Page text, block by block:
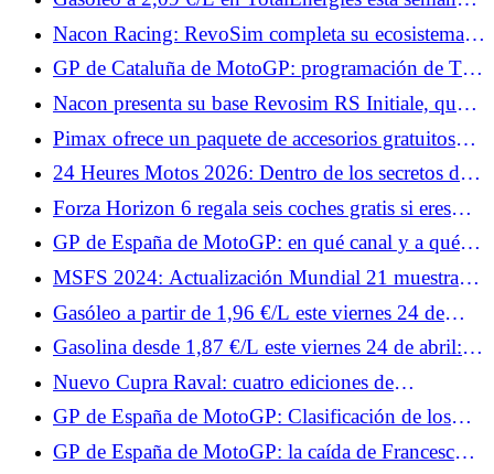
fechas y estaciones afectadas
Nacon Racing: RevoSim completa su ecosistema y
anuncia juegos.
GP de Cataluña de MotoGP: programación de TV
y horarios del fin de semana
Nacon presenta su base Revosim RS Initiale, que
alcanza 5 Nm.
Pimax ofrece un paquete de accesorios gratuitos
para tus cascos Crystal, con Superchicane.
24 Heures Motos 2026: Dentro de los secretos del
muro de boxes
Forza Horizon 6 regala seis coches gratis si eres
fiel.
GP de España de MotoGP: en qué canal y a qué
hora ver los Test de este viernes
MSFS 2024: Actualización Mundial 21 muestra
todos los colores de Australia.
Gasóleo a partir de 1,96 €/L este viernes 24 de
abril: las estaciones preferidas para un repostaje por
debajo de 2,18 €/L en Francia
Gasolina desde 1,87 €/L este viernes 24 de abril:
las estaciones más baratas para repostar SP95-E10
Nuevo Cupra Raval: cuatro ediciones de
lanzamiento del deportivo urbano eléctrico, desde
34.870 €
GP de España de MotoGP: Clasificación de los
Libres 1, Johann Zarco en el Top 10, Fabio
Quartararo muy lejos
GP de España de MotoGP: la caída de Francesco